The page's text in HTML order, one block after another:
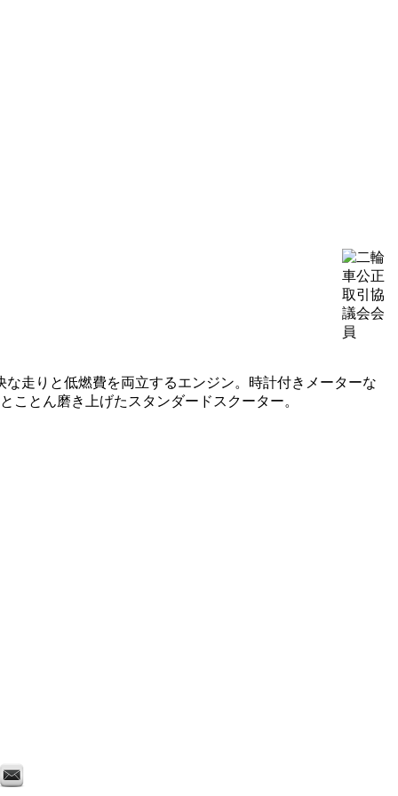
走りと低燃費を両立するエンジン。時計付きメーターな
とん磨き上げたスタンダードスクーター。